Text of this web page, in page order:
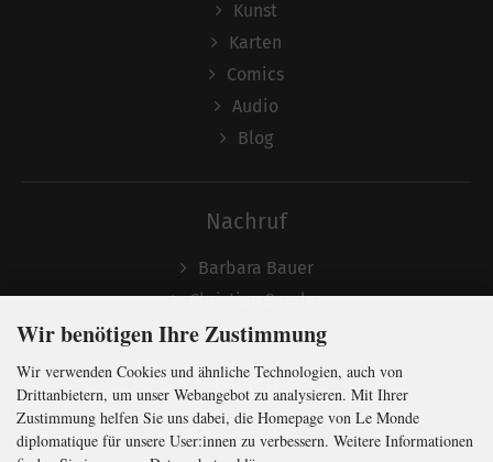
Kunst
Karten
Comics
Audio
Blog
Nachruf
Barbara Bauer
Christian Semler
Folgen
Wir benötigen Ihre Zustimmung
Wir verwenden Cookies und ähnliche Technologien, auch von
Drittanbietern, um unser Webangebot zu analysieren. Mit Ihrer
Zustimmung helfen Sie uns dabei, die Homepage von Le Monde
diplomatique für unsere User:innen zu verbessern. Weitere Informationen